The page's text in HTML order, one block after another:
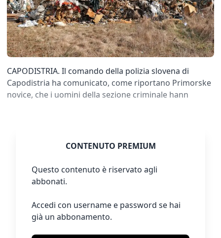
CAPODISTRIA. Il comando della polizia slovena di
Capodistria ha comunicato, come riportano Primorske
novice, che i uomini della sezione criminale hann
CONTENUTO PREMIUM
Questo contenuto è riservato agli
abbonati.
Accedi con username e password se hai
già un abbonamento.